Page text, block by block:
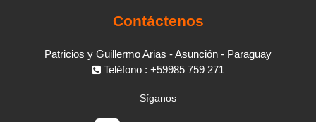
Contáctenos
Patricios y Guillermo Arias - Asunción - Paraguay
Teléfono : +59985 759 271
Síganos